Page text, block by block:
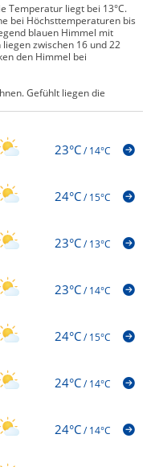
Temperatur liegt bei 13°C.
bei Höchsttemperaturen bis
blauen Himmel mit
zwischen 16 und 22
den Himmel bei
Gefühlt liegen die
23°C/14°C
24°C/15°C
23°C/13°C
23°C/14°C
24°C/15°C
24°C/14°C
24°C/14°C